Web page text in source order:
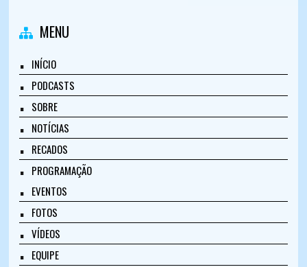
MENU
INÍCIO
PODCASTS
SOBRE
NOTÍCIAS
RECADOS
PROGRAMAÇÃO
EVENTOS
FOTOS
VÍDEOS
EQUIPE